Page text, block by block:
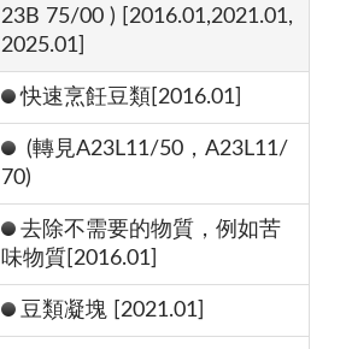
23B 75/00 ) [2016.01,2021.01,
2025.01]
快速烹飪豆類[2016.01]
(轉見A23L11/50，A23L11/
70)
去除不需要的物質，例如苦
味物質[2016.01]
豆類凝塊 [2021.01]